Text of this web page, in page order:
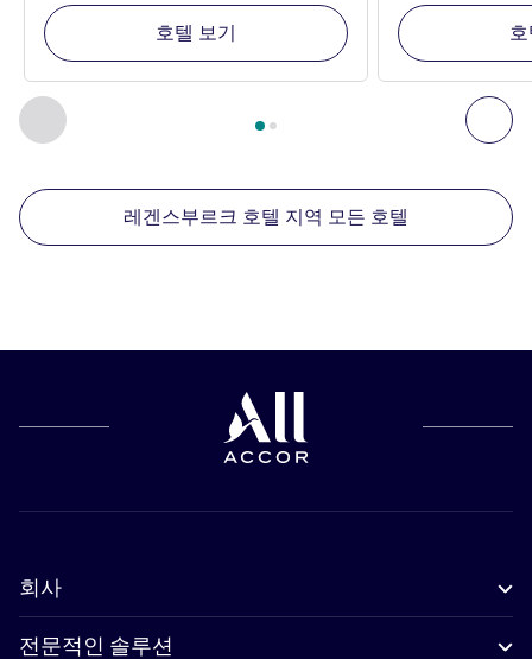
이전 - 주변에 있는 다른 시설 다
2/ 페이지 , 주변에 있는 다른 시설 1 :, 주변에 있는 다른 시
호텔 보기
레겐스부르크 호텔 지역 모든 호텔
회사
전문적인 솔루션